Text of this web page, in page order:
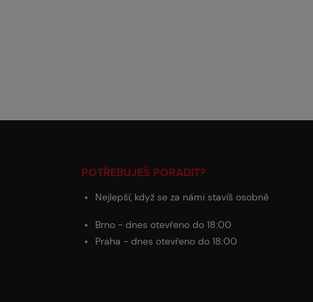
POTŘEBUJEŠ PORADIT?
Nejlepší, když se za námi stavíš osobně
Brno - dnes otevřeno do 18:00
Praha - dnes otevřeno do 18:00